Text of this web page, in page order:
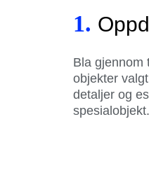
1.
Bla gjennom
objekter
detaljer og
spesialobjekt.